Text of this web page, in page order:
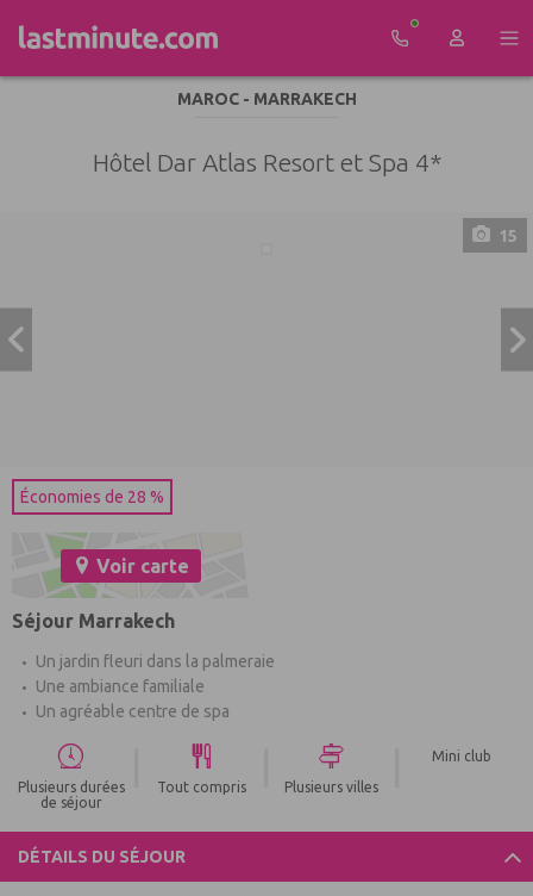
MAROC - MARRAKECH
Hôtel Dar Atlas Resort et Spa 4*
15
Économies de 28 %
Voir carte
Séjour Marrakech
Un jardin fleuri dans la palmeraie
Une ambiance familiale
Un agréable centre de spa
Plusieurs durées
de séjour
Tout compris Plusieurs villes
Mini club
DÉTAILS DU SÉJOUR